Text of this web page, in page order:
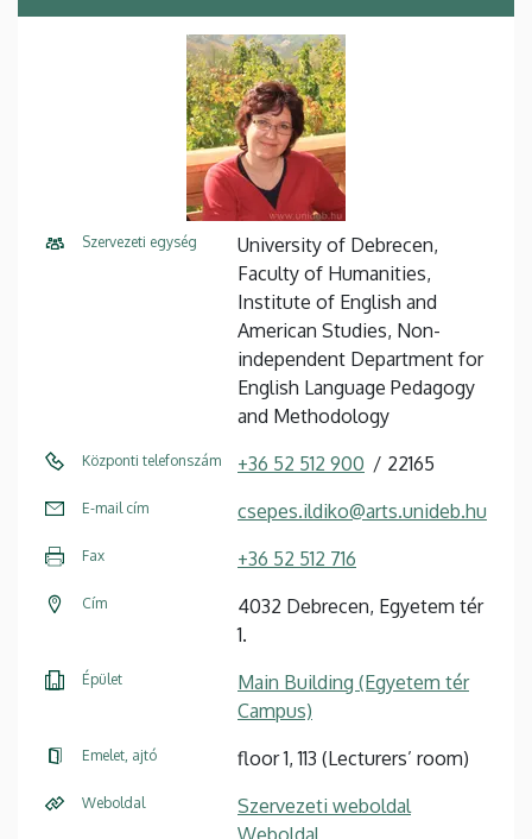
Szervezeti egység
University of Debrecen,
Faculty of Humanities,
Institute of English and
American Studies, Non-
independent Department for
English Language Pedagogy
and Methodology
Központi telefonszám +36 52 512 900 22165
E-mail cím csepes.ildiko@arts.unideb.hu
Fax +36 52 512 716
Cím
4032 Debrecen, Egyetem tér
1.
Épület
Main Building (Egyetem tér
Campus)
Emelet, ajtó floor 1, 113 (Lecturers’ room)
Weboldal
Szervezeti weboldal
Weboldal